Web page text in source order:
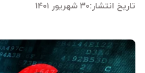
تاریخ انتشار:۳۰ شهریور ۱۴۰۱